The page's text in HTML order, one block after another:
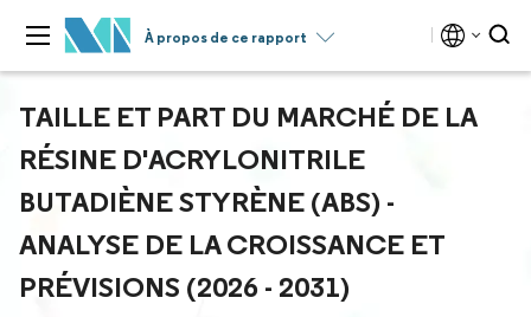
À propos de ce rapport
TAILLE ET PART DU MARCHÉ DE LA
RÉSINE D'ACRYLONITRILE
BUTADIÈNE STYRÈNE (ABS) -
ANALYSE DE LA CROISSANCE ET
PRÉVISIONS (2026 - 2031)